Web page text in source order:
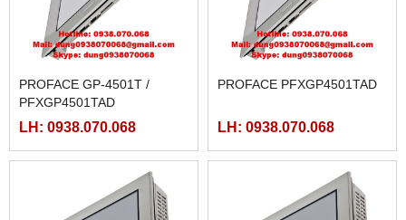
PROFACE GP-4501T /
PFXGP4501TAD
LH: 0938.070.068
PROFACE PFXGP4501TAD
LH: 0938.070.068